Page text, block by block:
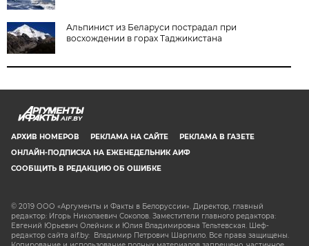
Альпинист из Беларуси пострадал при
восхождении в горах Таджикистана
AIF.BY
АРХИВ НОМЕРОВ РЕКЛАМА НА САЙТЕ
РЕКЛАМА В ГАЗЕТЕ
ОНЛАЙН-ПОДПИСКА НА ЕЖЕНЕДЕЛЬНИК АИФ
СООБЩИТЬ В РЕДАКЦИЮ ОБ ОШИБКЕ
© 2019 ООО «Аргументы и Факты в Белоруссии». Директор, главный
редактор: Игорь Николаевич Соколов. Заместители главного редактора:
Евгений Юрьевич Олейник и Юлия Владимировна Тельтевская. Шеф-
редактор сайта aif.by: Владимир Петрович Шарпило. Все права защищены.